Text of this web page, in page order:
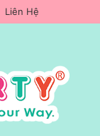
Liên Hệ